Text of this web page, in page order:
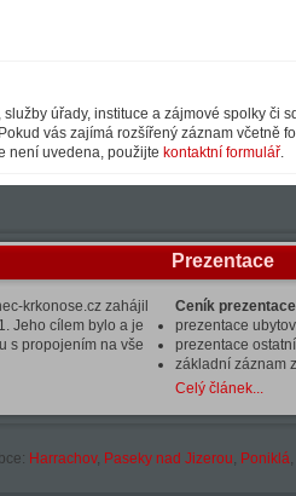
úřady, instituce a zájmové spolky či
vás zajímá rozšířený záznam včetně
není uvedena, použijte kontaktní formulář.
krkonose.cz zahájil
Jeho cílem bylo a je
s propojením na vše
Prezentace
Ceník
prezentace
prezentace
základní záznam
Celý článek...
Harrachov, Paseky nad Jizerou, Poniklá,